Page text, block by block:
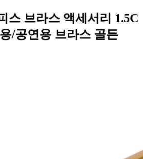
스 브라스 액세서리 1.5C
/공연용 브라스 골든